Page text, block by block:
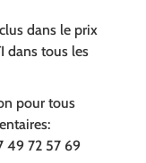
dans le prix
dans tous les
pour tous
49 72 57 69